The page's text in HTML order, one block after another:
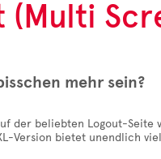
(Multi
mehr sein?
der beliebten Logout-Seite
Version bietet unendlich